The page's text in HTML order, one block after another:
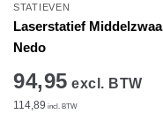
STATIEVEN
Laserstatief
Nedo
94,95 excl. BTW
114,89 incl. BTW